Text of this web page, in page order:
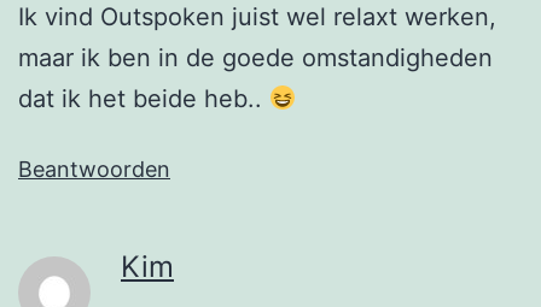
Ik vind Outspoken juist wel relaxt werken,
maar ik ben in de goede omstandigheden
dat ik het beide heb..
Beantwoorden
Kim